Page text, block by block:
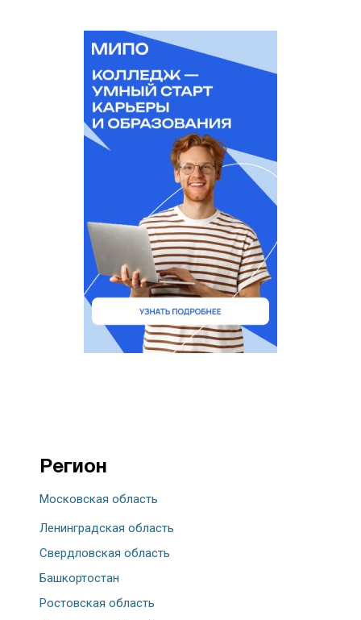
Регион
Московская область
Ленинградская область
Свердловская область
Башкортостан
Ростовская область